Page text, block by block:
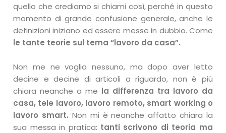
quello che crediamo si chiami così, perché in questo
momento di grande confusione generale, anche le
definizioni iniziano ed essere messe in dubbio. Come
le tante teorie sul tema “lavoro da casa”.
Non me ne voglia nessuno, ma dopo aver letto
decine e decine di articoli a riguardo, non è più
chiara neanche a me la differenza tra lavoro da
casa, tele lavoro, lavoro remoto, smart working o
lavoro smart. Non mi è neanche affatto chiara la
sua messa in pratica: tanti scrivono di teoria ma